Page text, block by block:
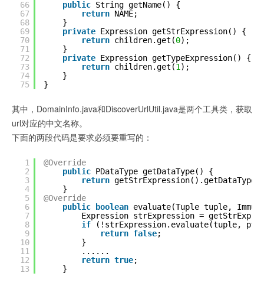
66
67
68
69
70
71
72
73
74
75
public String getName() {
return NAME;
}
private Expression getStrExpression() {
return children.get(0);
}
private Expression getTypeExpression() {
return children.get(1 );
}
}
其中，DomainInfo.java和DiscoverUrlUtil.java是两个工具类，获取
url对应的中文名称。
下面的两段代码是要求必须要重写的：
1
2
3
4
5
6
7
8
9
10
11
12
13
@Override
public PDataType getDataType() {
return
}
@Override
public
boolean evaluate(Tuple tuple,
Expression strExpression =
if
(!strExpression.evaluate(tuple,
return false;
}
......
return true;
}